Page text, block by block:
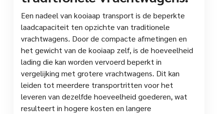
Een nadeel van kooiaap transport is de beperkte
laadcapaciteit ten opzichte van traditionele
vrachtwagens. Door de compacte afmetingen en
het gewicht van de kooiaap zelf, is de hoeveelheid
lading die kan worden vervoerd beperkt in
vergelijking met grotere vrachtwagens. Dit kan
leiden tot meerdere transportritten voor het
leveren van dezelfde hoeveelheid goederen, wat
resulteert in hogere kosten en langere